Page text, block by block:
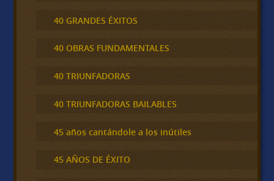
40 GRANDES ÉXITOS
40 OBRAS FUNDAMENTALES
40 TRIUNFADORAS
40 TRIUNFADORAS BAILABLES
45 años cantándole a los inútiles
45 AÑOS DE ÉXITO